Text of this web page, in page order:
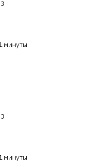
минуты
минуты